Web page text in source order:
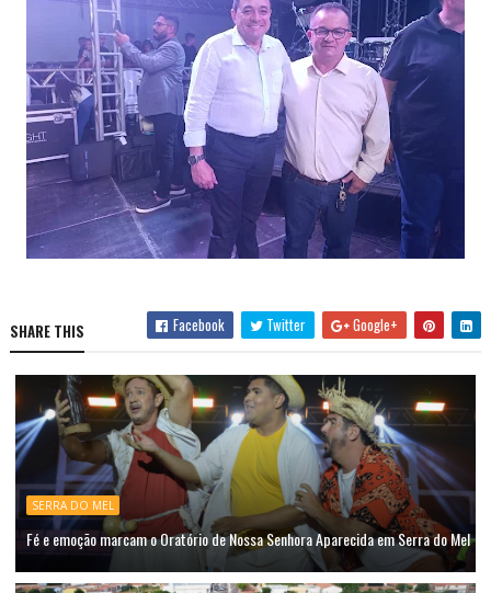
SHARE THIS Facebook Twitter Google+
SERRA DO MEL
Fé e emoção marcam o Oratório de Nossa Senhora Aparecida em Serra do Mel